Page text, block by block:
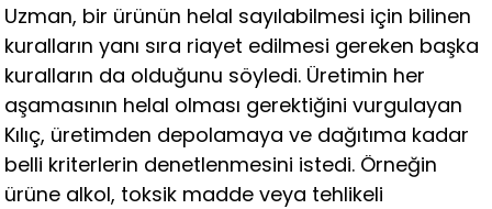
Uzman, bir ürünün helal sayılabilmesi için bilinen
kuralların yanı sıra riayet edilmesi gereken başka
kuralların da olduğunu söyledi. Üretimin her
aşamasının helal olması gerektiğini vurgulayan
Kılıç, üretimden depolamaya ve dağıtıma kadar
belli kriterlerin denetlenmesini istedi. Örneğin
ürüne alkol, toksik madde veya tehlikeli